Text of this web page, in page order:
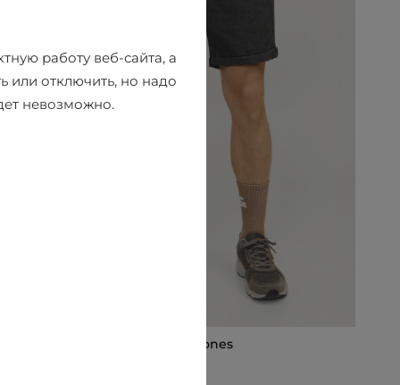
Шорты чинос Jack & Jones
работу веб-сайта, а
или отключить, но надо
невозможно.